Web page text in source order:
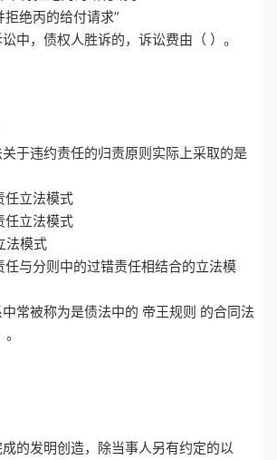
绝丙的给付请求”
中，债权人胜诉的，诉讼费由（ ）。
于违约责任的归责原则实际上采取的是
任立法模式
任立法模式
法模式
任与分则中的过错责任相结合的立法模
常被称为是债法中的 帝王规则 的合同法
的发明创造，除当事人另有约定的以